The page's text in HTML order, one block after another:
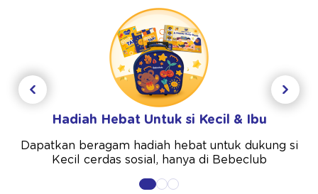
Hadiah Hebat Untuk si Kecil & Ibu
Dapatkan beragam hadiah hebat untuk dukung si
Kecil cerdas sosial, hanya di Bebeclub